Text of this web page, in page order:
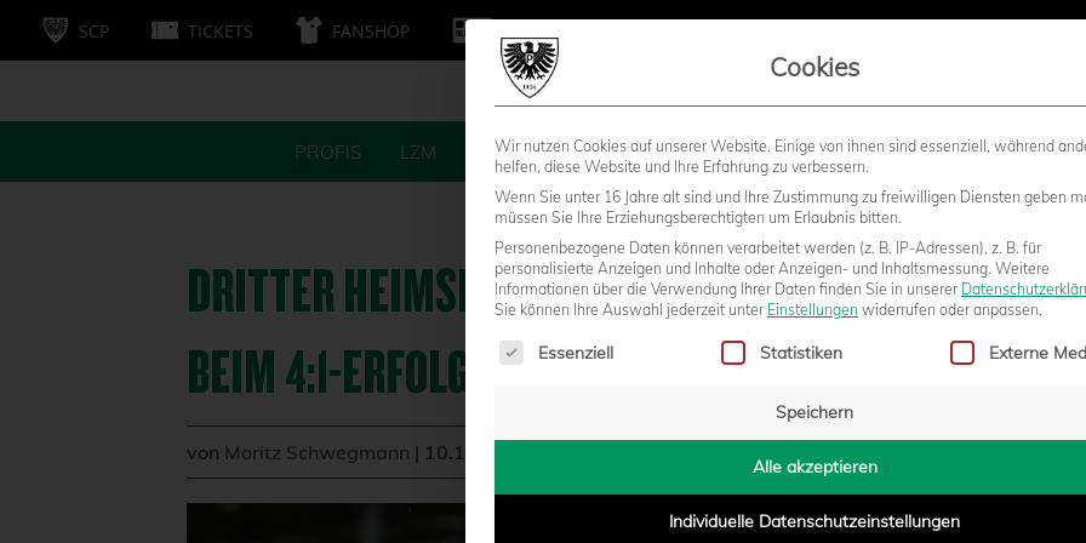
SCP TICKETS FANSHOP
PROFIS LZM FANS STADION BUSINESS KIDS
DRITTER HEIMSIEG IN FOLGE: FORMVERBESSERT
BEIM 4:1-ERFOLG GEGEN LOTTE
von Moritz Schwegmann | 10.10.2020 - 17:09
Cookies
Wir nutzen Cookies auf unserer Website. Einige von ihnen sind essenziell, während
helfen, diese Website und Ihre Erfahrung zu verbessern.
Wenn Sie unter 16 Jahre alt sind und Ihre Zustimmung zu freiwilligen Diensten geben
müssen Sie Ihre Erziehungsberechtigten um Erlaubnis bitten.
Personenbezogene Daten können verarbeitet werden (z. B. IP-Adressen), z. B. für
personalisierte Anzeigen und Inhalte oder Anzeigen- und Inhaltsmessung. Weitere
Informationen über die Verwendung Ihrer Daten finden Sie in unserer
Sie können Ihre Auswahl jederzeit unter Einstellungen widerrufen oder anpassen.
Es folgt eine Liste der Service-Gruppen, für die eine Einwilligung erteilt
Essenziell Statistiken Externe
Speichern
Alle akzeptieren
Individuelle Datenschutzeinstellungen